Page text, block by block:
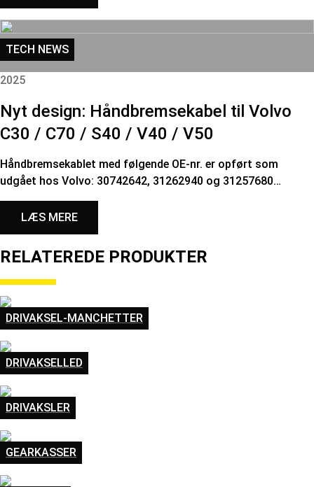
TECH NEWS
2025
Nyt design: Håndbremsekabel til Volvo
C30 / C70 / S40 / V40 / V50
Håndbremsekablet med følgende OE-nr. er opført som
udgået hos Volvo: 30742642, 31262940 og 31257680…
LÆS MERE
RELATEREDE PRODUKTER
DRIVAKSEL-MANCHETTER
DRIVAKSELLED
DRIVAKSLER
GEARKASSER